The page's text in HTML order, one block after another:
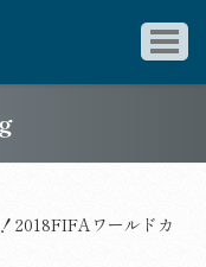
2018FIFAワールドカ